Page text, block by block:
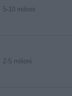
5-10 milioni
2-5 milioni